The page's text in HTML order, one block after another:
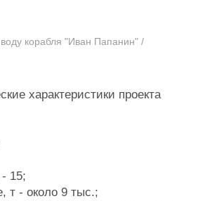
корабля "Иван Папанин" /
характеристики проекта
15;
т - около 9 тыс.;